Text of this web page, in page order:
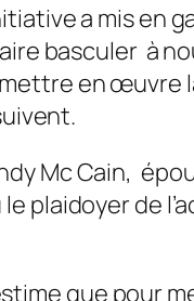
a mis
basculer à
en œuvre
Mc Cain,
plaidoyer de
que pour